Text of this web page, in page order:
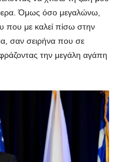
Όμως όσο μεγαλώνω,
που με καλεί πίσω στην
σαν σειρήνα που σε
την μεγάλη αγάπη